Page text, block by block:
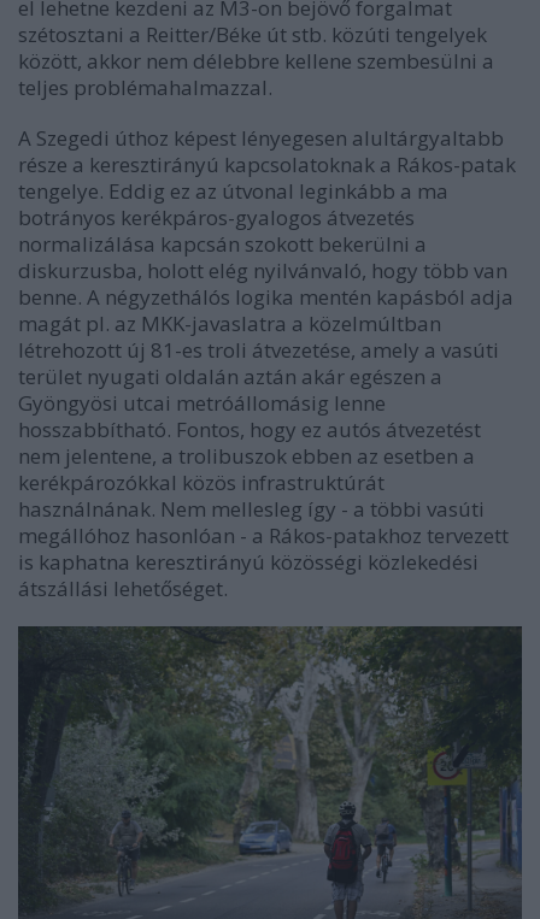
el lehetne kezdeni az M3-on bejövő forgalmat
szétosztani a Reitter/Béke út stb. közúti tengelyek
között, akkor nem délebbre kellene szembesülni a
teljes problémahalmazzal.
A Szegedi úthoz képest lényegesen alultárgyaltabb
része a keresztirányú kapcsolatoknak a Rákos-patak
tengelye. Eddig ez az útvonal leginkább a ma
botrányos kerékpáros-gyalogos átvezetés
normalizálása kapcsán szokott bekerülni a
diskurzusba, holott elég nyilvánvaló, hogy több van
benne. A négyzethálós logika mentén kapásból adja
magát pl. az MKK-javaslatra a közelmúltban
létrehozott új 81-es troli átvezetése, amely a vasúti
terület nyugati oldalán aztán akár egészen a
Gyöngyösi utcai metróállomásig lenne
hosszabbítható. Fontos, hogy ez autós átvezetést
nem jelentene, a trolibuszok ebben az esetben a
kerékpározókkal közös infrastruktúrát
használnának. Nem mellesleg így - a többi vasúti
megállóhoz hasonlóan - a Rákos-patakhoz tervezett
is kaphatna keresztirányú közösségi közlekedési
átszállási lehetőséget.